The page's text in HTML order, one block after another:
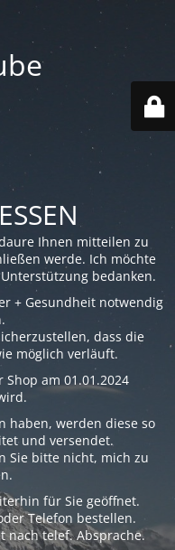
Ihnen mitteilen zu
werde. Ich möchte
bedanken.
+ Gesundheit notwendig
dass die
möglich verläuft.
am 01.01.2024
haben, werden diese so
und versendet.
Sie bitte nicht, mich zu
für Sie geöffnet.
Telefon bestellen.
nach telef. Absprache.